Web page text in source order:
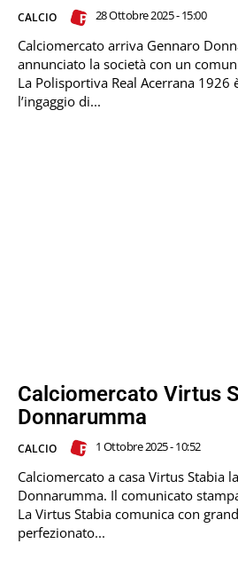
CALCIO 28 Ottobre 2025 - 15:00
Calciomercato arriva Gennaro
annunciato la società con un
La Polisportiva Real Acerrana 1926
l’ingaggio di...
Calciomercato Virtus
Donnarumma
CALCIO 1 Ottobre 2025 - 10:52
Calciomercato a casa Virtus Stabia
Donnarumma. Il comunicato
La Virtus Stabia comunica con
perfezionato...